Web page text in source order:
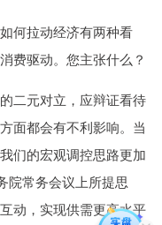
何拉动经济有两种看
费驱动。您主张什么？
二元对立，应辩证看待
面都会有不利影响。当
们的宏观调控思路更加
院常务会议上所提思
动，实现供需更高水平